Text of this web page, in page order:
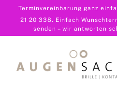
Terminvereinbarung ganz
21 20 338. Einfach
senden – wir antworten